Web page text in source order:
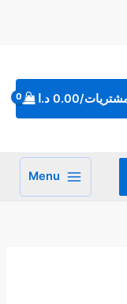
0.00 د.ا
Menu